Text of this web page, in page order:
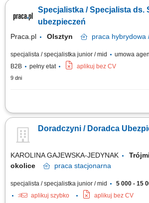
Prowadzenie spotkań online i stacjonarnych;
portfela klientów; Aktywne pozyskiwanie nowych
Specjalistka / Specjalista ds.
ubezpieczeń
Praca.pl Olsztyn praca hybrydowa
specjalista / specjalistka junior / mid
umowa
B2B
pełny etat aplikuj bez CV
9 dni
Zadania Tworzenie i pielęgnowanie trwałych więzi
dedykowanych rozwiązań polisowych.
prezentacji i konsultacji w trybie online oraz
Doradczyni / Doradca
KAROLINA GAJEWSKA-JEDYNAK
okolice
praca stacjonarna
specjalista / specjalistka junior / mid 5 000 - 15
aplikuj szybko
aplikuj bez CV